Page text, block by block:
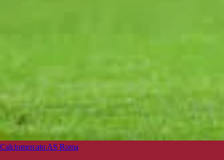
Calciomercato AS Roma